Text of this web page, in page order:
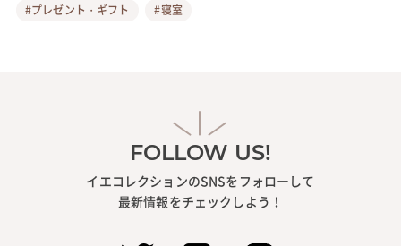
#プレゼント・ギフト
#寝室
FOLLOW US!
イエコレクションのSNSをフォローして
最新情報をチェックしよう！